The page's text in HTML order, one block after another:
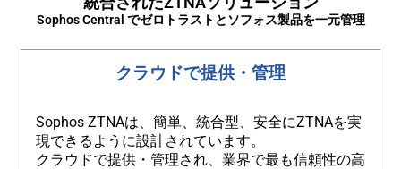
Sophos Central でゼロトラストとソフォス製品を一元管理
クラウドで提供・管理
Sophos ZTNAは、簡単、統合型、安全にZTNAを実
現できるように設計されています。
クラウドで提供・管理され、業界で最も信頼性の高